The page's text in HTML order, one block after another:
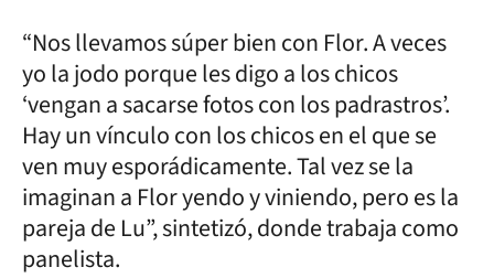
“Nos llevamos súper bien con Flor. A veces
yo la jodo porque les digo a los chicos
‘vengan a sacarse fotos con los padrastros’.
Hay un vínculo con los chicos en el que se
ven muy esporádicamente. Tal vez se la
imaginan a Flor yendo y viniendo, pero es la
pareja de Lu”, sintetizó, donde trabaja como
panelista.